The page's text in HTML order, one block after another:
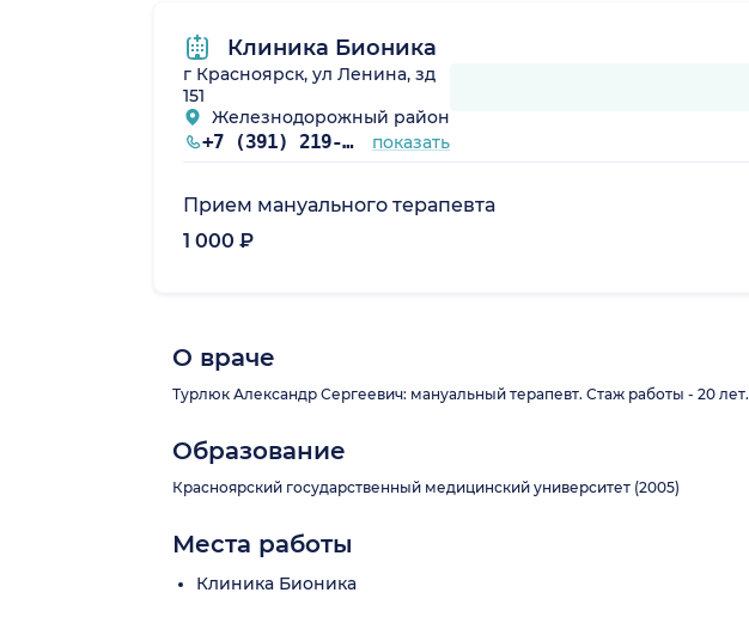
Клиника Бионика
г Красноярск, ул Ленина, зд
151
Железнодорожный район
+7 (391) 219-01-10 показать
Прием мануального терапевта
1 000 ₽
О враче
Турлюк Александр Сергеевич: мануальный терапевт. Стаж работы - 20 лет.
Образование
Красноярский государственный медицинский университет (2005)
Места работы
Клиника Бионика